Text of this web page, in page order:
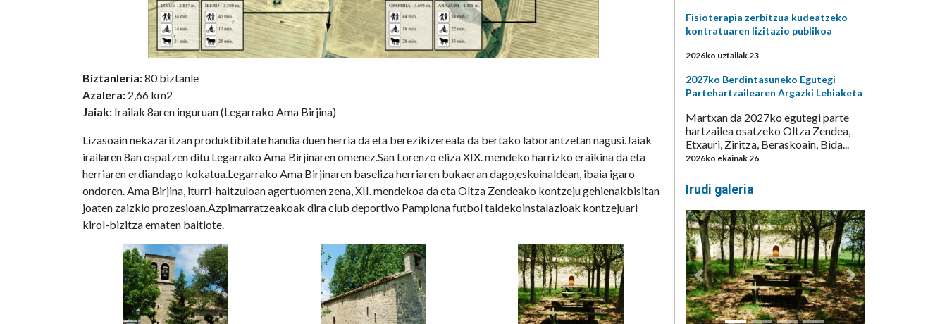
Biztanleria:80 biztanle
Azalera: 2,66 km2
Jaiak: Irailak 8aren inguruan (Legarrako Ama Birjina)
Lizasoain nekazaritzan produktibitate handia duen herria da eta berezikizereala da bertako laborantzetan nagusi.Jaiak
irailaren 8an ospatzen ditu Legarrako Ama Birjinaren omenez.San Lorenzo eliza XIX. mendeko harrizko eraikina da eta
herriaren erdiandago kokatua.Legarrako Ama Birjinaren baseliza herriaren bukaeran dago,eskuinaldean, ibaia igaro
ondoren. Ama Birjina, iturri-haitzuloan agertuomen zena, XII. mendekoa da eta Oltza Zendeako kontzeju gehienakbisitan
joaten zaizkio prozesioan.Azpimarratzeakoak dira club deportivo Pamplona futbol taldekoinstalazioak kontzejuari
kirol-bizitza ematen baitiote.
Fisioterapia zerbitzua kudeatzeko
kontratuaren lizitazio publikoa
2026ko uztailak 23
2027ko Berdintasuneko Egutegi
Partehartzailearen Argazki Lehiaketa
Martxan da 2027ko egutegi parte
hartzailea osatzeko Oltza Zendea,
Etxauri, Ziritza, Beraskoain, Bida...
2026ko ekainak 26
Irudi galeria
Aurrekoa Hurrengoa